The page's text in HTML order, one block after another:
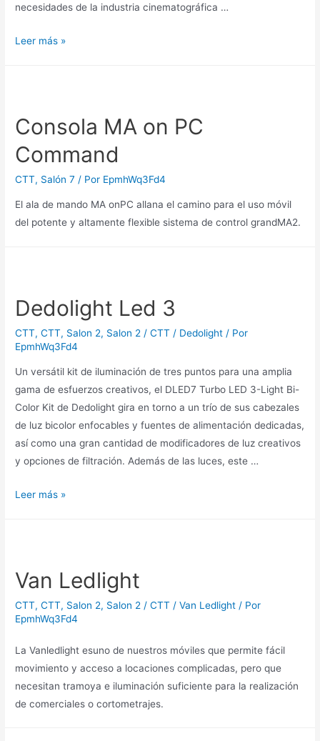
necesidades de la industria cinematográfica …
Sony
Leer más »
Consola MA on PC
Command
CTT, Salón 7 / Por EpmhWq3Fd4
El ala de mando MA onPC allana el camino para el uso móvil
del potente y altamente flexible sistema de control grandMA2.
Dedolight Led 3
CTT,CTT, Salon 2, Salon 2 / CTT / Dedolight / Por
EpmhWq3Fd4
Un versátil kit de iluminación de tres puntos para una amplia
gama de esfuerzos creativos, el DLED7 Turbo LED 3-Light Bi-
Color Kit de Dedolight gira en torno a un trío de sus cabezales
de luz bicolor enfocables y fuentes de alimentación dedicadas,
así como una gran cantidad de modificadores de luz creativos
y opciones de filtración. Además de las luces, este …
Dedolight
Leer más »
Van Ledlight
CTT,CTT, Salon 2, Salon 2 / CTT / Van Ledlight / Por
EpmhWq3Fd4
La Vanledlight esuno de nuestros móviles que permite fácil
movimiento y acceso a locaciones complicadas, pero que
necesitan tramoya e iluminación suficiente para la realización
de comerciales o cortometrajes.